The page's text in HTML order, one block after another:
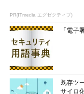
PR(ITmedia エグゼクティブ)
「電子
既存ツ
サイロ